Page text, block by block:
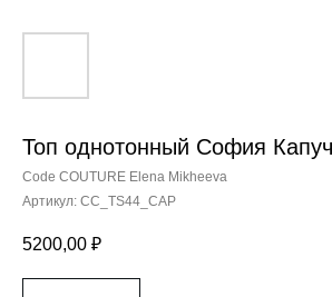
Топ однотонный София
Code COUTURE Elena Mikheeva
Артикул: CC_TS44_CAP
5200,00 ₽